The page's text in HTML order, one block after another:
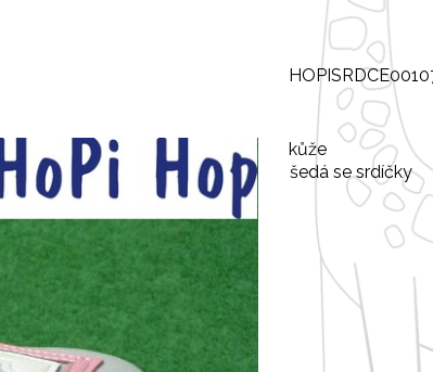
kůže
šedá se srdíčky